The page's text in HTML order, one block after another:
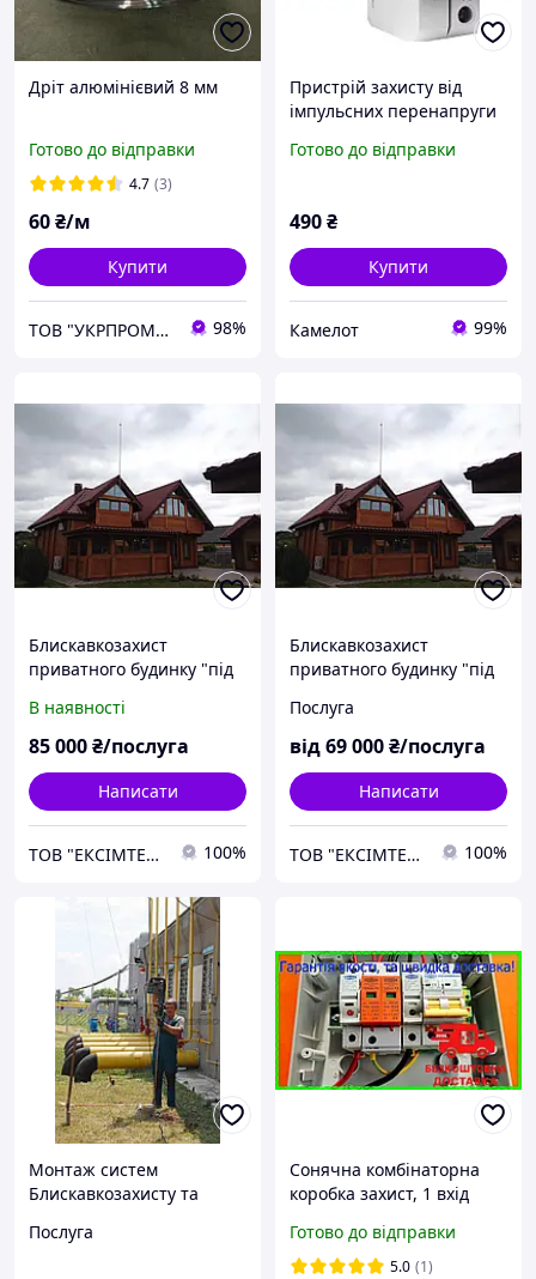
Дріт алюмінієвий 8 мм
Готово до відправки
4.7 (3)
60₴/м
Купити
ТОВ "УКРПРОМСТАЛЬ" 98%
Пристрій захисту від
імпульсних перенапруги
PV/2P DC 1000v 20-40kA
Готово до відправки
490₴
Купити
Камелот 99%
Блискавкозахист
приватного будинку "під
В наявності
85 000₴/послуга
Написати
ТОВ "ЕКСІМТЕК ПЛЮС" 100%
Блискавкозахист
приватного будинку "під
Послуга
від69 000₴/послуга
Написати
ТОВ "ЕКСІМТЕК ПЛЮС" 100%
Монтаж систем
Блискавкозахисту та
Послуга
Сонячна комбінаторна
коробка захист, 1 вхід
МСВ СТРD Захист від води
IP-65
Готово до відправки
5.0 (1)